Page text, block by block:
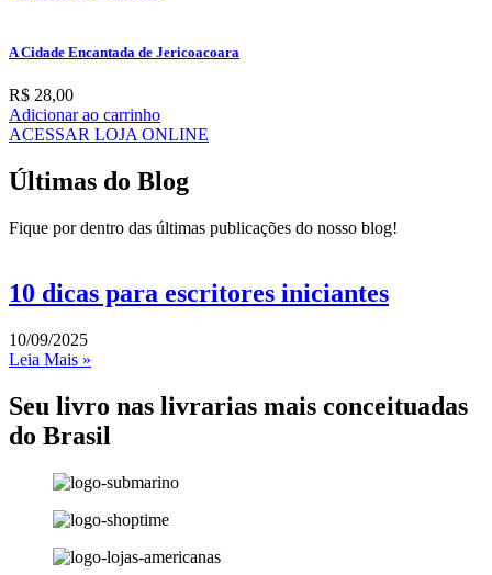
A Cidade Encantada de Jericoacoara
R$ 28,00
Adicionar ao carrinho
ACESSAR LOJA ONLINE
Últimas do Blog
Fique por dentro das últimas publicações do nosso blog!
10 dicas para escritores iniciantes
10/09/2025
Leia Mais »
Seu livro nas livrarias mais conceituadas
do Brasil